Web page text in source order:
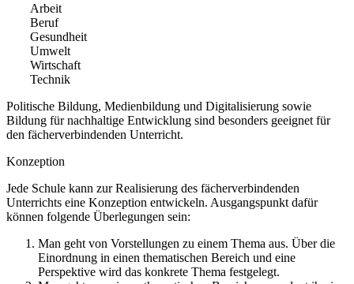
Arbeit
Beruf
Gesundheit
Umwelt
Wirtschaft
Technik
Politische Bildung, Medienbildung und Digitalisierung sowie
Bildung für nachhaltige Entwicklung sind besonders geeignet für
den fächerverbindenden Unterricht.
Konzeption
Jede Schule kann zur Realisierung des fächerverbindenden
Unterrichts eine Konzeption entwickeln. Ausgangspunkt dafür
können folgende Überlegungen sein:
Man geht von Vorstellungen zu einem Thema aus. Über die
Einordnung in einen thematischen Bereich und eine
Perspektive wird das konkrete Thema festgelegt.